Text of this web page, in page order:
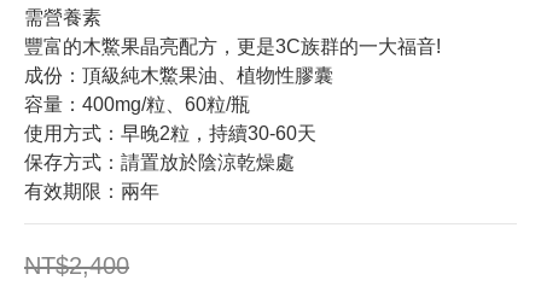
需營養素
豐富的木鱉果晶亮配方，更是3C族群的一大福音!
成份：頂級純木鱉果油、植物性膠囊
容量：400mg/粒、60粒/瓶
使用方式：早晚2粒，持續30-60天
保存方式：請置放於陰涼乾燥處
有效期限：兩年
NT$2,400